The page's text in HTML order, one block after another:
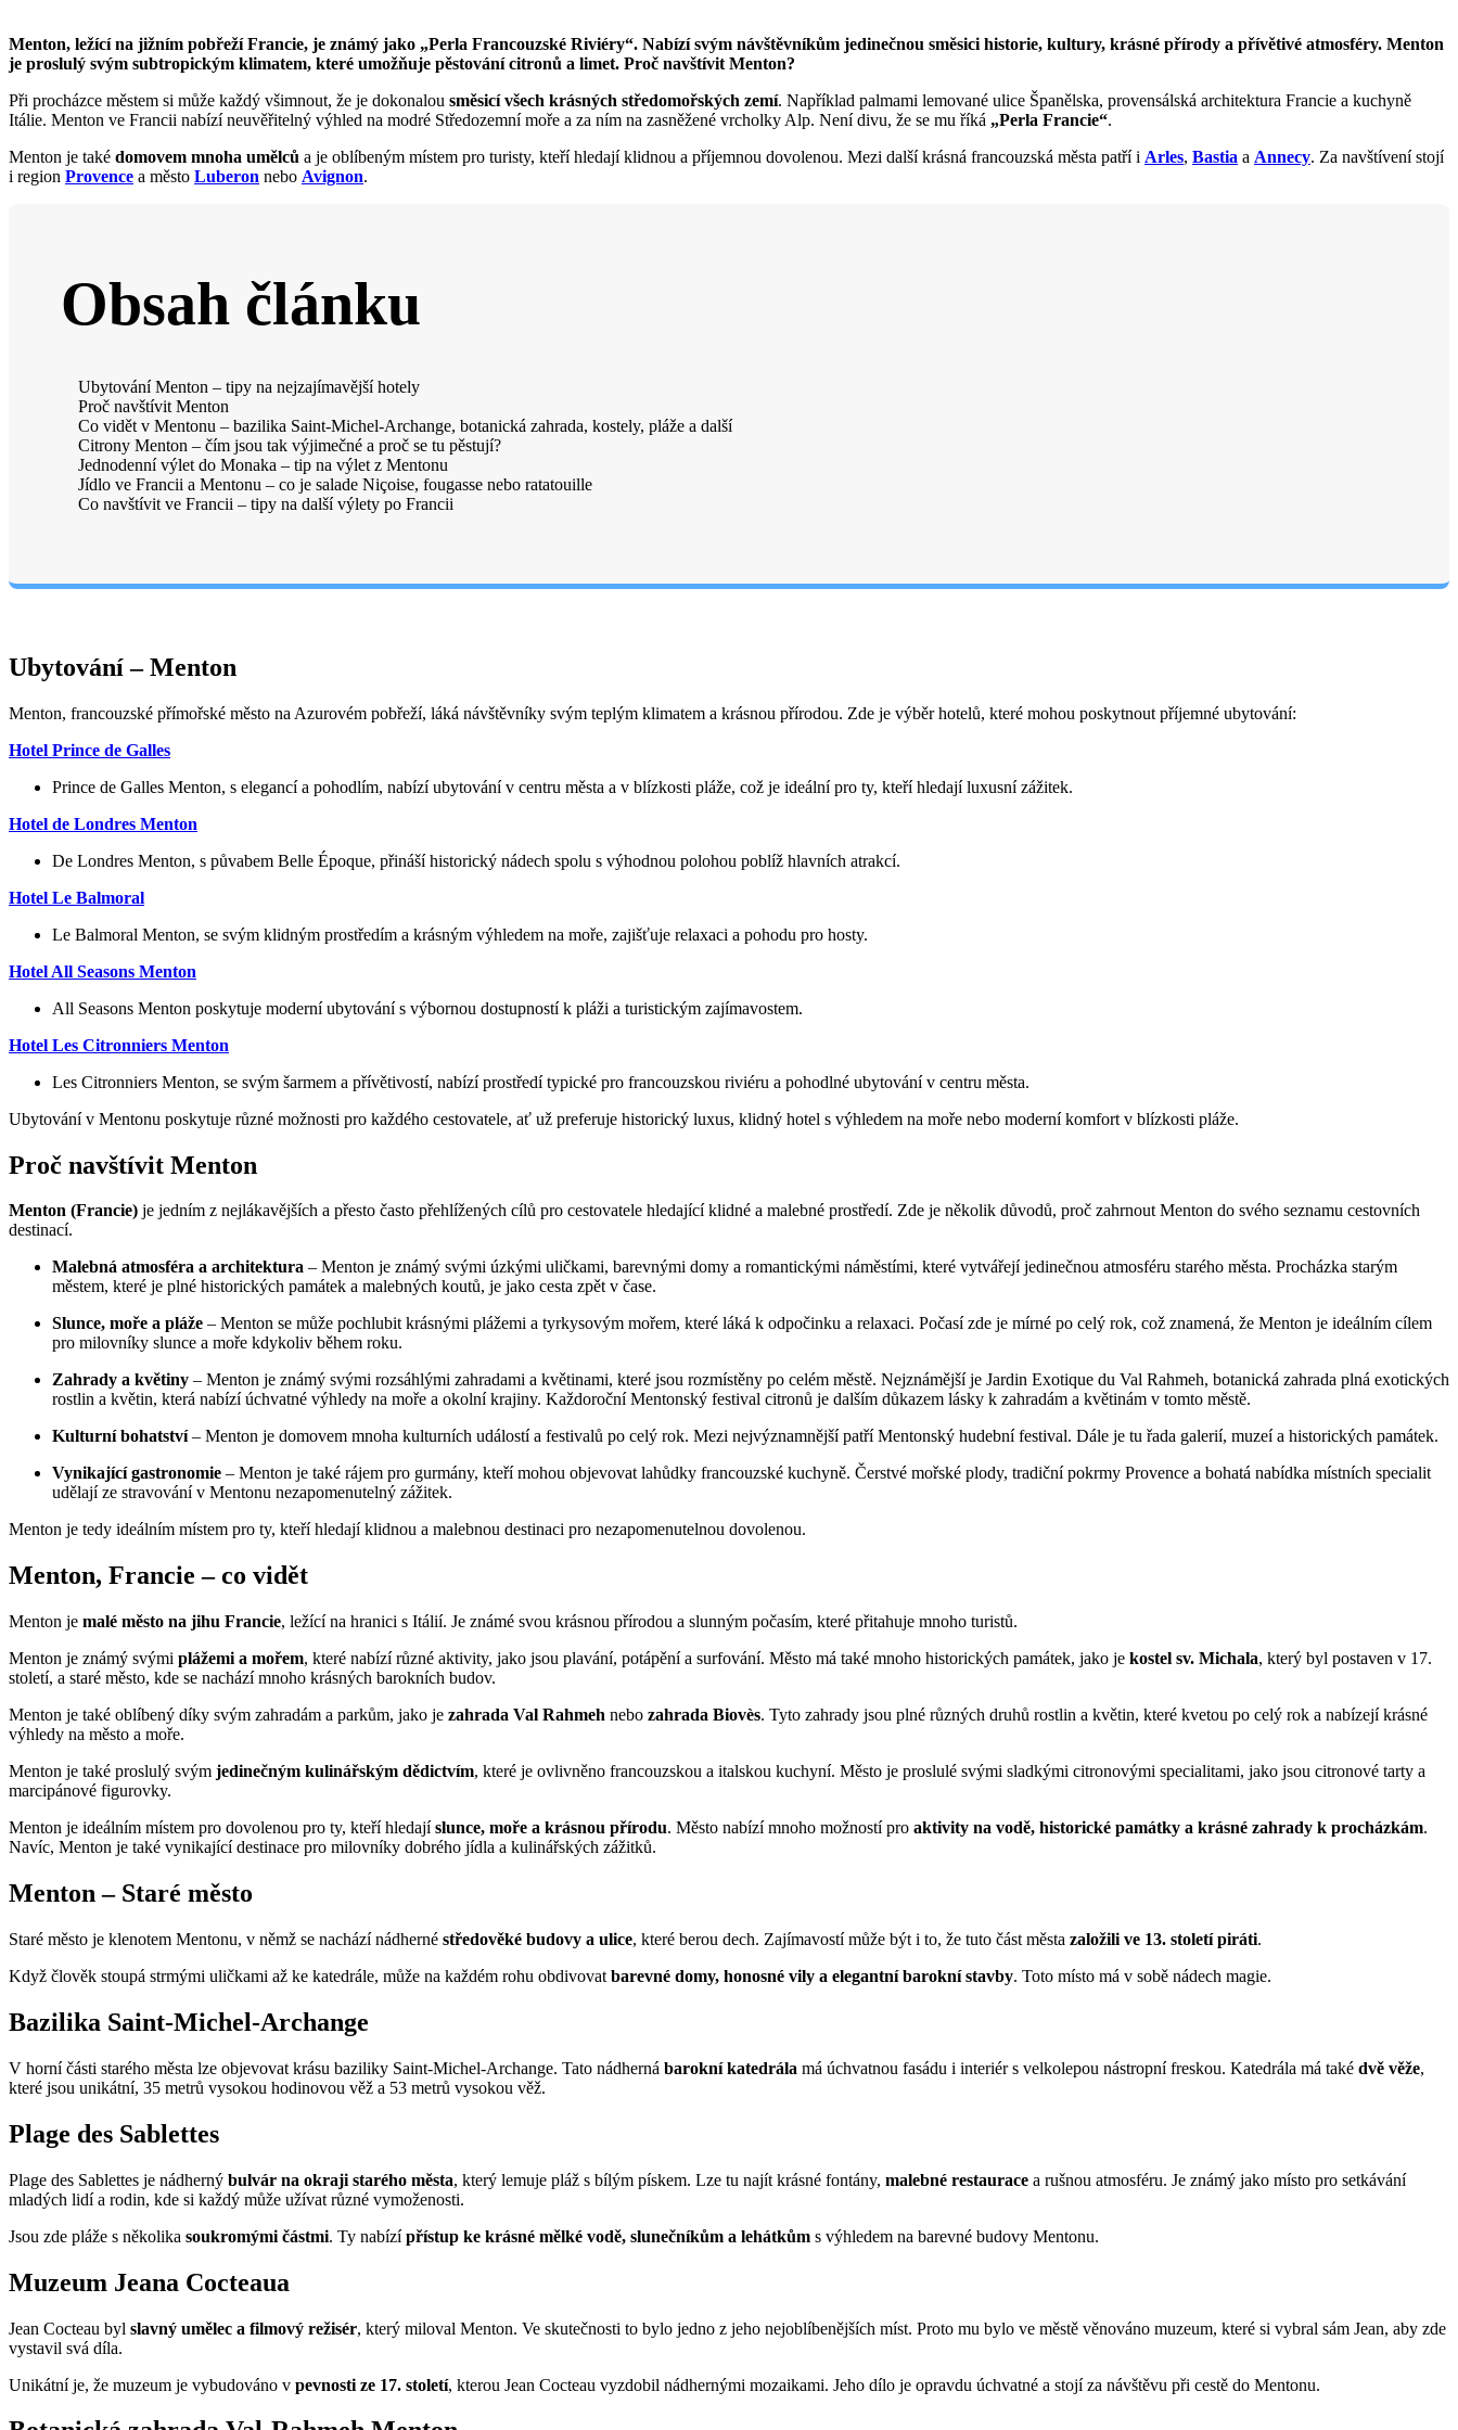
Menton, ležící na jižním pobřeží Francie, je známý jako „Perla Francouzské Riviéry“. Nabízí svým návštěvníkům jedinečnou směsici historie, kultury, krásné přírody a přívětivé atmosféry. Menton
je proslulý svým subtropickým klimatem, které umožňuje pěstování citronů a limet. Proč navštívit Menton?
Při procházce městem si může každý všimnout, že je dokonalou směsicí všech krásných středomořských zemí. Například palmami lemované ulice Španělska, provensálská architektura Francie a kuchyně
Itálie. Menton ve Francii nabízí neuvěřitelný výhled na modré Středozemní moře a za ním na zasněžené vrcholky Alp. Není divu, že se mu říká „Perla Francie“.
Menton je také domovem mnoha umělců a je oblíbeným místem pro turisty, kteří hledají klidnou a příjemnou dovolenou. Mezi další krásná francouzská města patří i Arles, Bastia a Annecy. Za navštívení stojí
i region Provence a město Luberon nebo Avignon.
Obsah článku
Ubytování Menton – tipy na nejzajímavější hotely
Proč navštívit Menton
Co vidět v Mentonu – bazilika Saint-Michel-Archange, botanická zahrada, kostely, pláže a další
Citrony Menton – čím jsou tak výjimečné a proč se tu pěstují?
Jednodenní výlet do Monaka – tip na výlet z Mentonu
Jídlo ve Francii a Mentonu – co je salade Niçoise, fougasse nebo ratatouille
Co navštívit ve Francii – tipy na další výlety po Francii
Ubytování – Menton
Menton, francouzské přímořské město na Azurovém pobřeží, láká návštěvníky svým teplým klimatem a krásnou přírodou. Zde je výběr hotelů, které mohou poskytnout příjemné ubytování:
Hotel Prince de Galles
Prince de Galles Menton, s elegancí a pohodlím, nabízí ubytování v centru města a v blízkosti pláže, což je ideální pro ty, kteří hledají luxusní zážitek.
Hotel de Londres Menton
De Londres Menton, s půvabem Belle Époque, přináší historický nádech spolu s výhodnou polohou poblíž hlavních atrakcí.
Hotel Le Balmoral
Le Balmoral Menton, se svým klidným prostředím a krásným výhledem na moře, zajišťuje relaxaci a pohodu pro hosty.
Hotel All Seasons Menton
All Seasons Menton poskytuje moderní ubytování s výbornou dostupností k pláži a turistickým zajímavostem.
Hotel Les Citronniers Menton
Les Citronniers Menton, se svým šarmem a přívětivostí, nabízí prostředí typické pro francouzskou riviéru a pohodlné ubytování v centru města.
Ubytování v Mentonu poskytuje různé možnosti pro každého cestovatele, ať už preferuje historický luxus, klidný hotel s výhledem na moře nebo moderní komfort v blízkosti pláže.
Proč navštívit Menton
Menton (Francie) je jedním z nejlákavějších a přesto často přehlížených cílů pro cestovatele hledající klidné a malebné prostředí. Zde je několik důvodů, proč zahrnout Menton do svého seznamu cestovních
destinací.
Malebná atmosféra a architektura – Menton je známý svými úzkými uličkami, barevnými domy a romantickými náměstími, které vytvářejí jedinečnou atmosféru starého města. Procházka starým
městem, které je plné historických památek a malebných koutů, je jako cesta zpět v čase.
Slunce, moře a pláže – Menton se může pochlubit krásnými plážemi a tyrkysovým mořem, které láká k odpočinku a relaxaci. Počasí zde je mírné po celý rok, což znamená, že Menton je ideálním cílem
pro milovníky slunce a moře kdykoliv během roku.
Zahrady a květiny – Menton je známý svými rozsáhlými zahradami a květinami, které jsou rozmístěny po celém městě. Nejznámější je Jardin Exotique du Val Rahmeh, botanická zahrada plná exotických
rostlin a květin, která nabízí úchvatné výhledy na moře a okolní krajiny. Každoroční Mentonský festival citronů je dalším důkazem lásky k zahradám a květinám v tomto městě.
Kulturní bohatství– Menton je domovem mnoha kulturních událostí a festivalů po celý rok. Mezi nejvýznamnější patří Mentonský hudební festival. Dále je tu řada galerií, muzeí a historických památek.
Vynikající gastronomie – Menton je také rájem pro gurmány, kteří mohou objevovat lahůdky francouzské kuchyně. Čerstvé mořské plody, tradiční pokrmy Provence a bohatá nabídka místních specialit
udělají ze stravování v Mentonu nezapomenutelný zážitek.
Menton je tedy ideálním místem pro ty, kteří hledají klidnou a malebnou destinaci pro nezapomenutelnou dovolenou.
Menton, Francie – co vidět
Menton je malé město na jihu Francie, ležící na hranici s Itálií. Je známé svou krásnou přírodou a slunným počasím, které přitahuje mnoho turistů.
Menton je známý svými plážemi a mořem, které nabízí různé aktivity, jako jsou plavání, potápění a surfování. Město má také mnoho historických památek, jako je kostel sv. Michala, který byl postaven v 17.
století, a staré město, kde se nachází mnoho krásných barokních budov.
Menton je také oblíbený díky svým zahradám a parkům, jako je zahrada Val Rahmeh nebo zahrada Biovès. Tyto zahrady jsou plné různých druhů rostlin a květin, které kvetou po celý rok a nabízejí krásné
výhledy na město a moře.
Menton je také proslulý svým jedinečným kulinářským dědictvím, které je ovlivněno francouzskou a italskou kuchyní. Město je proslulé svými sladkými citronovými specialitami, jako jsou citronové tarty a
marcipánové figurovky.
Menton je ideálním místem pro dovolenou pro ty, kteří hledajíslunce, moře a krásnou přírodu. Město nabízí mnoho možností pro aktivity na vodě, historické památky a krásné zahrady k procházkám.
Navíc, Menton je také vynikající destinace pro milovníky dobrého jídla a kulinářských zážitků.
Menton – Staré město
Staré město je klenotem Mentonu, v němž se nachází nádherné středověké budovy a ulice, které berou dech. Zajímavostí může být i to, že tuto část města založili ve 13. století piráti.
Když člověk stoupá strmými uličkami až ke katedrále, může na každém rohu obdivovat barevné domy, honosné vily a elegantní barokní stavby. Toto místo má v sobě nádech magie.
Bazilika Saint-Michel-Archange
V horní části starého města lze objevovat krásu baziliky Saint-Michel-Archange. Tato nádherná barokní katedrála má úchvatnou fasádu i interiér s velkolepou nástropní freskou. Katedrála má také dvě věže,
které jsou unikátní, 35 metrů vysokou hodinovou věž a 53 metrů vysokou věž.
Plage des Sablettes
Plage des Sablettes je nádherný bulvár na okraji starého města, který lemuje pláž s bílým pískem. Lze tu najít krásné fontány, malebné restaurace a rušnou atmosféru. Je známý jako místo pro setkávání
mladých lidí a rodin, kde si každý může užívat různé vymoženosti.
Jsou zde pláže s několika soukromými částmi. Ty nabízípřístup ke krásné mělké vodě, slunečníkům a lehátkům s výhledem na barevné budovy Mentonu.
Muzeum Jeana Cocteaua
Jean Cocteau byl slavný umělec a filmový režisér, který miloval Menton. Ve skutečnosti to bylo jedno z jeho nejoblíbenějších míst. Proto mu bylo ve městě věnováno muzeum, které si vybral sám Jean, aby zde
vystavil svá díla.
Unikátní je, že muzeum je vybudováno v pevnosti ze 17. století, kterou Jean Cocteau vyzdobil nádhernými mozaikami. Jeho dílo je opravdu úchvatné a stojí za návštěvu při cestě do Mentonu.